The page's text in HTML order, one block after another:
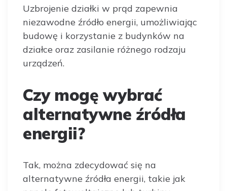
Uzbrojenie działki w prąd zapewnia
niezawodne źródło energii, umożliwiając
budowę i korzystanie z budynków na
działce oraz zasilanie różnego rodzaju
urządzeń.
Czy mogę wybrać
alternatywne źródła
energii?
Tak, można zdecydować się na
alternatywne źródła energii, takie jak